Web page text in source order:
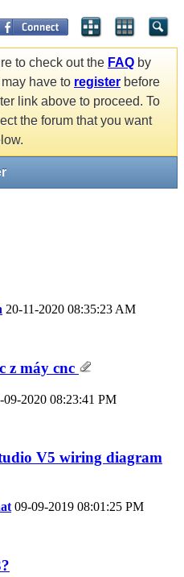
to check out the FAQ by
have to register before
link above to proceed. To
the forum that you want
20-11-2020 08:35:23 AM
z máy cnc
09-2020 08:23:41 PM
V5 wiring diagram
09-09-2019 08:01:25 PM